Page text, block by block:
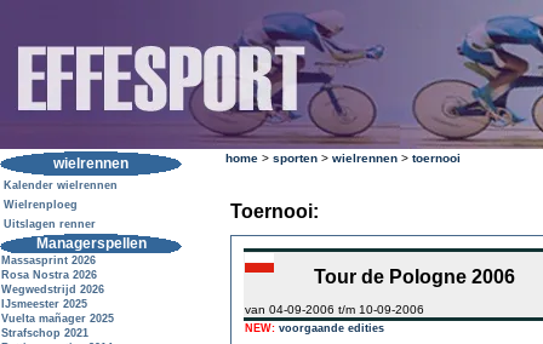
wielrennen
Kalender wielrennen
Wielrenploeg
Uitslagen renner
Managerspellen
Massasprint 2026
Rosa Nostra 2026
Wegwedstrijd 2026
IJsmeester 2025
Vuelta mañager 2025
Strafschop 2021
home > sporten > wielrennen > toernooi
Toernooi:
Tour de Pologne 2006
van 04-09-2006 t/m 10-09-2006
NEW: voorgaande edities